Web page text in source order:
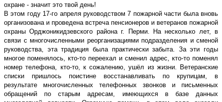
охране - значит это твой день!
В этом году 17-го апреля руководством 7 пожарной части была вновь
организована и проведена встреча пенсионеров и ветеранов пожарной
охраны Орджоникидзевского района г. Перми. На несколько лет, в
связи с многочисленными реорганизациями подразделения и сменой
руководства, эта традиция была практически забыта. За эти годы
многое поменялось, кто-то переехал и сменил адрес, кто-то поменял
номер телефона, кто-то, к сожалению, ушёл из жизни. Ветеранские
списки пришлось поистине восстанавливать по крупицам, в
результате многочисленных телефонных звонков и письменных
обращений по старым адресам, имеющихся в базе данных